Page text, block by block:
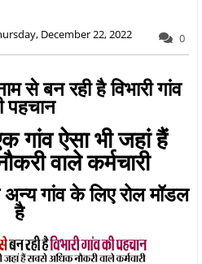
December 22, 2022 0
से बन रही है विभारी गांव
पहचान
गांव ऐसा भी जहां हैं
वाले कर्मचारी
गांव के लिए रोल मॉडल
है